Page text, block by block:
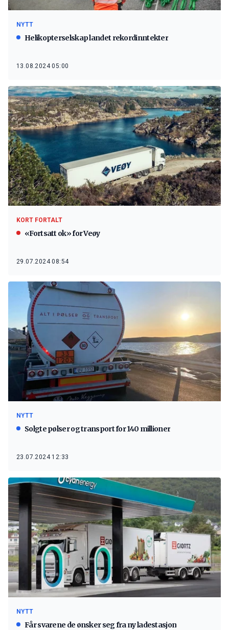
NYTT
Helikopterselskap landet rekordinntekter
13.08.2024 05:00
KORT FORTALT
«Fortsatt ok» for Veøy
29.07.2024 08:54
NYTT
Solgte pølser og transport for 140 millioner
23.07.2024 12:33
NYTT
Får svarene de ønsker seg fra ny ladestasjon